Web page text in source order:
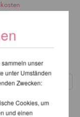
unser
unter Umständen
Zwecken:
Cookies, um
und einen